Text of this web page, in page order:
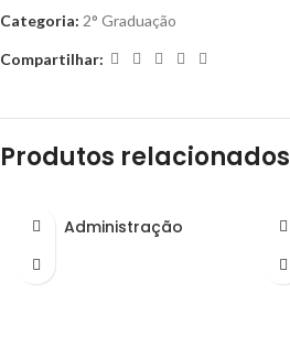
Categoria: 2° Graduação
Compartilhar:
Produtos relacionados
Administração